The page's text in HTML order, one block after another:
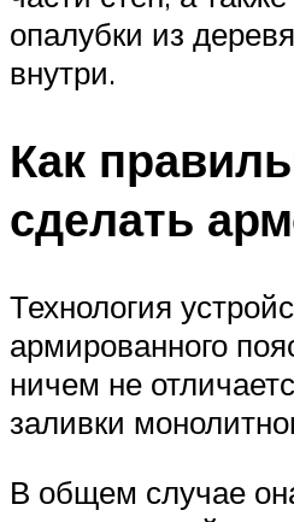
опалубки из
внутри.
Как
сделать
Технология
армированного
ничем не
заливки
В общем случае